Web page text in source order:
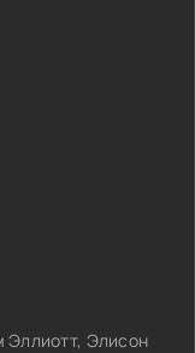
Эллиотт, Элисон